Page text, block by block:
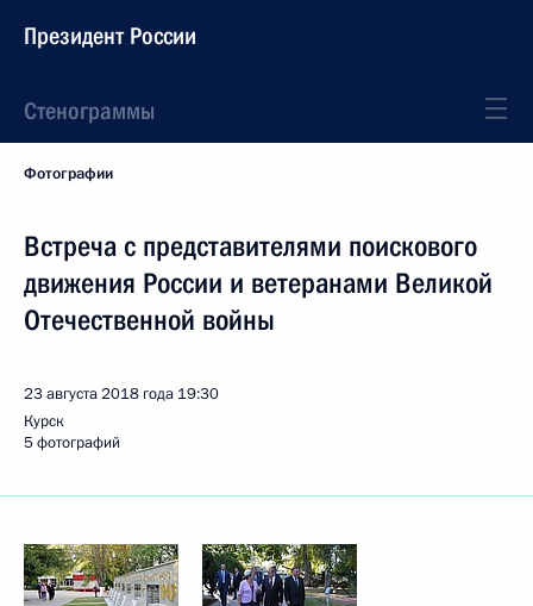
Президент России
Стенограммы
Фотографии
Встреча с представителями поискового
движения России и ветеранами Великой
Отечественной войны
23 августа 2018 года 19:30
Курск
5 фотографий